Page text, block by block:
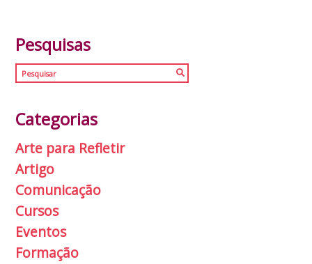
Pesquisas
Categorias
Arte para Refletir
Artigo
Comunicação
Cursos
Eventos
Formação